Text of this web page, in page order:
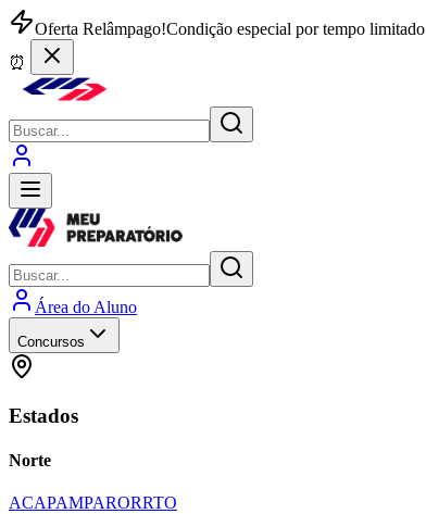
Oferta Relâmpago!Condição especial por tempo limitado
⏰
Área do Aluno
Concursos
Estados
Norte
ACAPAMPARORRTO